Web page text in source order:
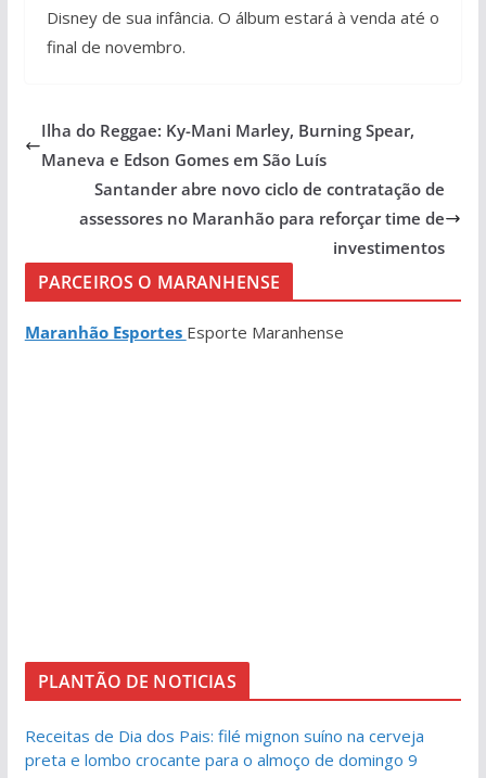
Disney de sua infância. O álbum estará à venda até o
final de novembro.
Ilha do Reggae: Ky-Mani Marley, Burning Spear,
Maneva e Edson Gomes em São Luís
Santander abre novo ciclo de contratação de
assessores no Maranhão para reforçar time de
investimentos
PARCEIROS O MARANHENSE
Maranhão Esportes Esporte Maranhense
PLANTÃO DE NOTICIAS
Receitas de Dia dos Pais: filé mignon suíno na cerveja
preta e lombo crocante para o almoço de domingo 9